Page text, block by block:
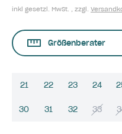
inkl gesetzl. MwSt. , zzgl.
Größenberater
21 22 23 24
30 31 32 33